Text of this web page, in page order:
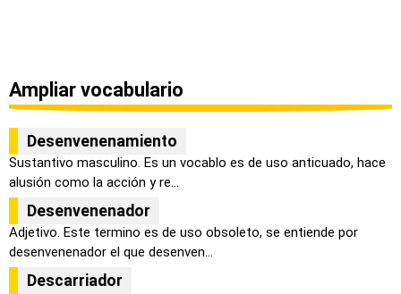
Ampliar vocabulario
Desenvenenamiento
Sustantivo masculino. Es un vocablo es de uso anticuado, hace
alusión como la acción y re...
Desenvenenador
Adjetivo. Este termino es de uso obsoleto, se entiende por
desenvenenador el que desenven...
Descarriador